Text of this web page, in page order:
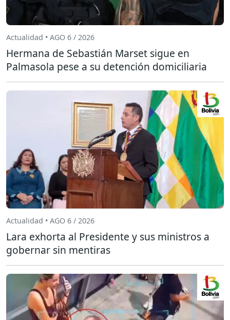
Actualidad • AGO 6 / 2026
Hermana de Sebastián Marset sigue en
Palmasola pese a su detención domiciliaria
Actualidad • AGO 6 / 2026
Lara exhorta al Presidente y sus ministros a
gobernar sin mentiras